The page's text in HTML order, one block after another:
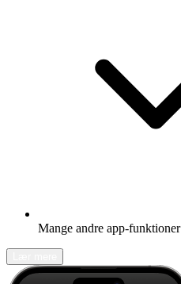
Mange andre app-funktioner